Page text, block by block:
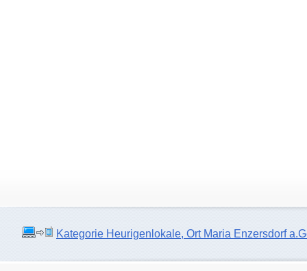
Kategorie Heurigenlokale, Ort Maria Enzersdorf